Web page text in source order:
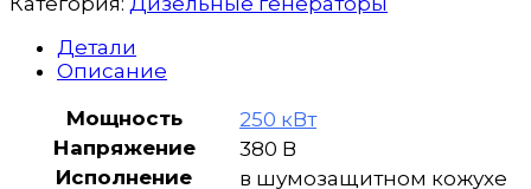
АД-250С-
Т400
шумозащитном
кожухе
Детали
Описание
Мощность
250 кВт
Напряжение
380 В
Исполнение
в шумозащитном кожухе